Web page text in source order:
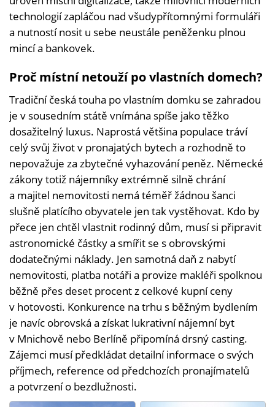
technologií zapláčou nad všudypřítomnými formuláři
a nutností nosit u sebe neustále peněženku plnou
mincí a bankovek.
Proč místní netouží po vlastních domech?
Tradiční česká touha po vlastním domku se zahradou
je v sousedním státě vnímána spíše jako těžko
dosažitelný luxus. Naprostá většina populace tráví
celý svůj život v pronajatých bytech a rozhodně to
nepovažuje za zbytečné vyhazování peněz. Německé
zákony totiž nájemníky extrémně silně chrání
a majitel nemovitosti nemá téměř žádnou šanci
slušně platícího obyvatele jen tak vystěhovat. Kdo by
přece jen chtěl vlastnit rodinný dům, musí si připravit
astronomické částky a smířit se s obrovskými
dodatečnými náklady. Jen samotná daň z nabytí
nemovitosti, platba notáři a provize makléři spolknou
běžně přes deset procent z celkové kupní ceny
v hotovosti. Konkurence na trhu s běžným bydlením
je navíc obrovská a získat lukrativní nájemní byt
v Mnichově nebo Berlíně připomíná drsný casting.
Zájemci musí předkládat detailní informace o svých
příjmech, reference od předchozích pronajímatelů
a potvrzení o bezdlužnosti.